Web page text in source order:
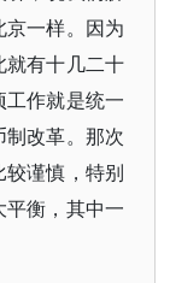
一样。因为
有十几二十
作就是统一
改革。那次
谨慎，特别
衡，其中一